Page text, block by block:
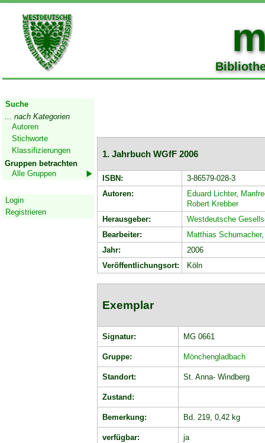
Suche
... nach Kategorien
Autoren
Stichworte
Klassifizierungen
Gruppen betrachten
Alle Gruppen
Login
Registrieren
1. Jahrbuch WGfF 2006
ISBN:
3-86579-028-3
Autoren:
Eduard Lichter,
Robert Krebber
Herausgeber:
Westdeutsche
Bearbeiter:
Matthias Schumacher
Jahr:
2006
Veröffentlichungsort:
Köln
Exemplar
Signatur: MG 0661
Gruppe: Mönchengladbach
Standort: St. Anna- Windberg
Zustand:
Bemerkung: Bd. 219, 0,42 kg
verfügbar: ja